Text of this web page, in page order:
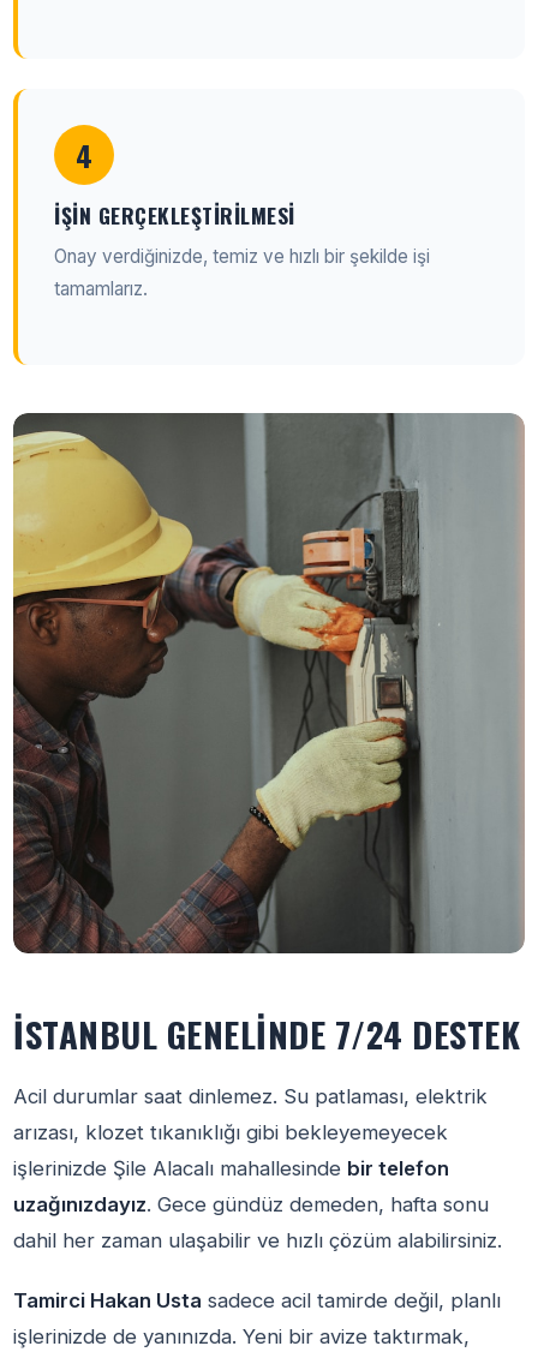
4
İŞIN GERÇEKLEŞTIRILMESI
Onay verdiğinizde, temiz ve hızlı bir şekilde işi
tamamlarız.
İSTANBUL GENELINDE 7/24 DESTEK
Acil durumlar saat dinlemez. Su patlaması, elektrik
arızası, klozet tıkanıklığı gibi bekleyemeyecek
işlerinizde Şile Alacalı mahallesinde bir telefon
uzağınızdayız. Gece gündüz demeden, hafta sonu
dahil her zaman ulaşabilir ve hızlı çözüm alabilirsiniz.
Tamirci Hakan Usta sadece acil tamirde değil, planlı
işlerinizde de yanınızda. Yeni bir avize taktırmak,